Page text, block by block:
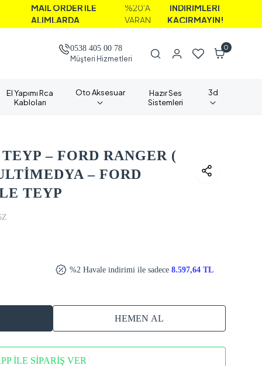
ORDER İLE
%20'A
İNDİRİMLERİ
KAÇIRMAYIN!
0538 405 00 78
Müşteri Hizmetleri
0
El Yapımı Rca
Kabloları
Oto Aksesuar
Hazır Ses
Sistemleri
3d
– FORD RANGER (
– FORD
TEYP
%2 Havale indirimi ile sadece 8.597,64 TL
HEMEN AL
İLE SİPARİŞ VER